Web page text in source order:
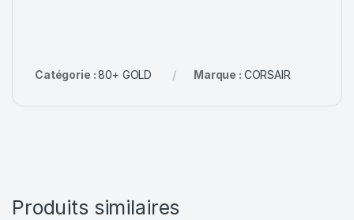
Catégorie :80+ GOLD Marque : CORSAIR
Produits similaires